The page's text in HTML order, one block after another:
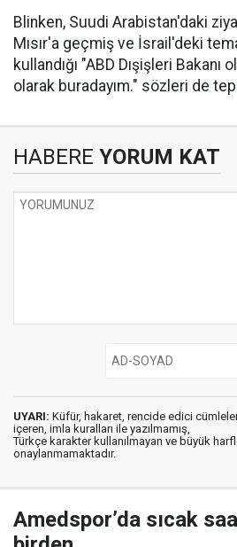
Blinken, Suudi Arabistan'daki
Mısır'a geçmiş ve İsrail'deki
kullandığı "ABD Dışişleri Bakanı
olarak buradayım." sözleri de
HABERE YORUM KAT
UYARI: Küfür, hakaret, rencide edici
içeren, imla kuralları ile yazılmamış,
Türkçe karakter kullanılmayan ve büyük
onaylanmamaktadır.
Amedspor’da sıcak